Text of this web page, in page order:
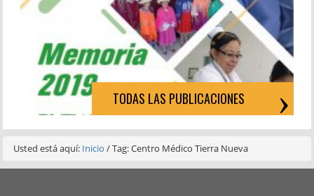
TODAS LAS PUBLICACIONES
Usted está aquí: Inicio/Tag: Centro Médico Tierra Nueva